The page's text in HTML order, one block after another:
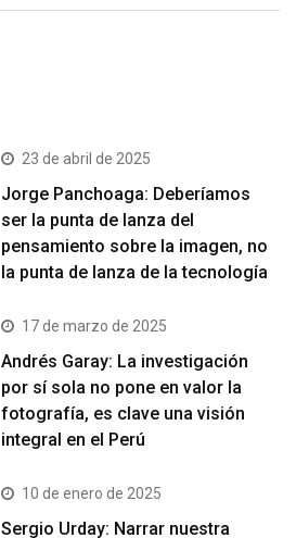
23 de abril de 2025
Jorge Panchoaga: Deberíamos
ser la punta de lanza del
pensamiento sobre la imagen, no
la punta de lanza de la tecnología
17 de marzo de 2025
Andrés Garay: La investigación
por sí sola no pone en valor la
fotografía, es clave una visión
integral en el Perú
10 de enero de 2025
Sergio Urday: Narrar nuestra